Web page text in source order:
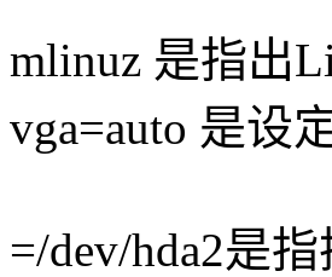
mlinuz 是指出
vga=auto 是设
=/dev/hda2是